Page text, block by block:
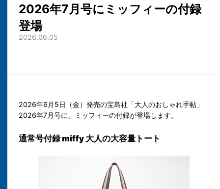
2026年7月号にミッフィーの付録
登場
2026.06.05
2026年6月5日（金）発売の宝島社「大人のおしゃれ手帖」
2026年7月号に、ミッフィーの付録が登場します。
通常号付録 miffy 大人の大容量トート